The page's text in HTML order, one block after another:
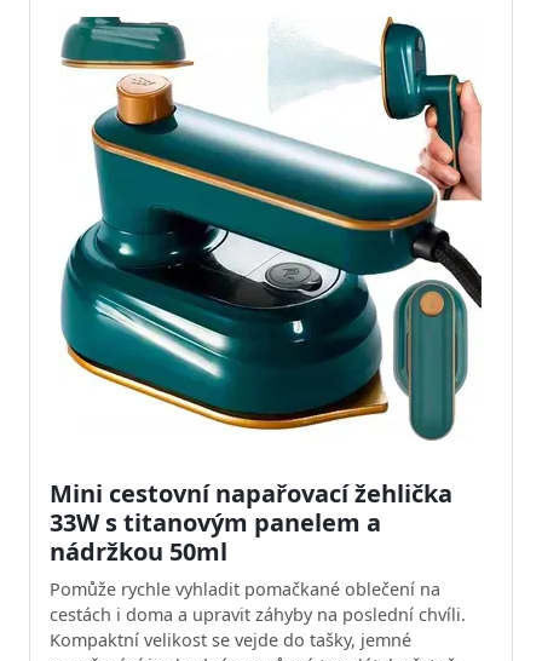
Mini cestovní napařovací žehlička
33W s titanovým panelem a
nádržkou 50ml
Pomůže rychle vyhladit pomačkané oblečení na
cestách i doma a upravit záhyby na poslední chvíli.
Kompaktní velikost se vejde do tašky, jemné